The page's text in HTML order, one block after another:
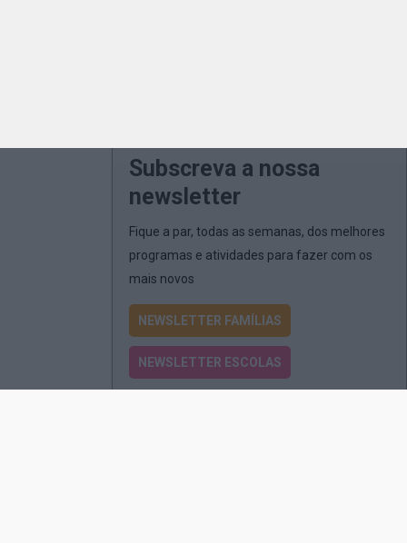
Subscreva a nossa
newsletter
Fique a par, todas as semanas, dos melhores
programas e atividades para fazer com os
mais novos
NEWSLETTER FAMÍLIAS
NEWSLETTER ESCOLAS